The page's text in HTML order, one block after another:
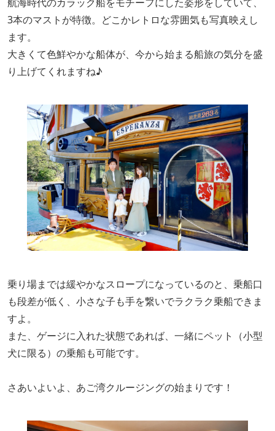
3本のマストが特徴。どこかレトロな雰囲気も写真映えし
ます。
大きくて色鮮やかな船体が、今から始まる船旅の気分を盛
り上げてくれますね♪
乗り場までは緩やかなスロープになっているのと、乗船口
も段差が低く、小さな子も手を繋いでラクラク乗船できま
すよ。
また、ゲージに入れた状態であれば、一緒にペット（小型
犬に限る）の乗船も可能です。
さあいよいよ、あご湾クルージングの始まりです！